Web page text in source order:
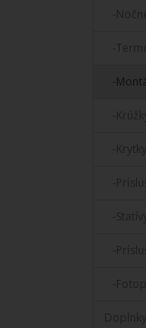
-
-
-
-Krúžky
-
-
-Statívy
-
-